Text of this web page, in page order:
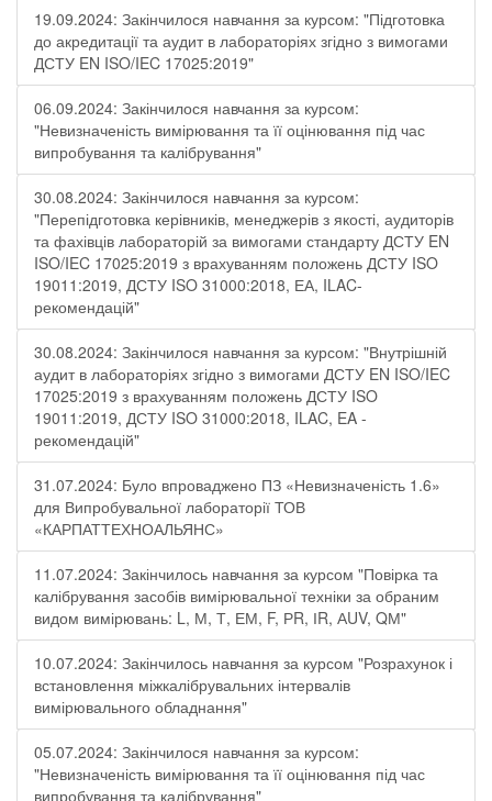
19.09.2024: Закінчилося навчання за курсом: "Підготовка
до акредитації та аудит в лабораторіях згідно з вимогами
ДСТУ EN ISO/IEC 17025:2019"
06.09.2024: Закінчилося навчання за курсом:
"Невизначеність вимірювання та її оцінювання під час
випробування та калібрування"
30.08.2024: Закінчилося навчання за курсом:
"Перепідготовка керівників, менеджерів з якості, аудиторів
та фахівців лабораторій за вимогами стандарту ДСТУ EN
ISO/IEC 17025:2019 з врахуванням положень ДСТУ ISO
19011:2019, ДСТУ ISO 31000:2018, ЕА, ILAC-
рекомендацій"
30.08.2024: Закінчилося навчання за курсом: "Внутрішній
аудит в лабораторіях згідно з вимогами ДСТУ EN ISO/IEC
17025:2019 з врахуванням положень ДСТУ ISO
19011:2019, ДСТУ ISO 31000:2018, ILAC, EA -
рекомендацій"
31.07.2024: Було впроваджено ПЗ «Невизначеність 1.6»
для Випробувальної лабораторії ТОВ
«КАРПАТТЕХНОАЛЬЯНС»
11.07.2024: Закінчилось навчання за курсом "Повірка та
калібрування засобів вимірювальної техніки за обраним
видом вимірювань: L, М, Т, ЕМ, F, РR, ІR, АUV, QМ"
10.07.2024: Закінчилось навчання за курсом "Розрахунок і
встановлення міжкалібрувальних інтервалів
вимірювального обладнання"
05.07.2024: Закінчилося навчання за курсом:
"Невизначеність вимірювання та її оцінювання під час
випробування та калібрування"